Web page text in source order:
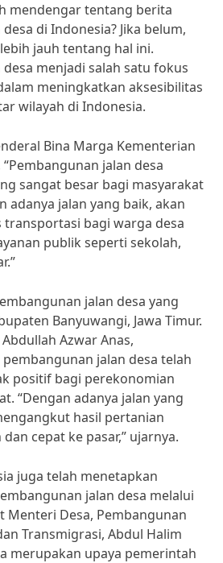
mendengar tentang berita
di Indonesia? Jika belum,
jauh tentang hal ini.
menjadi salah satu fokus
meningkatkan aksesibilitas
wilayah di Indonesia.
Bina Marga Kementerian
jalan desa
sangat besar bagi masyarakat
adanya jalan yang baik, akan
transportasi bagi warga desa
publik seperti sekolah,
jalan desa yang
Banyuwangi, Jawa Timur.
Azwar Anas,
jalan desa telah
positif bagi perekonomian
“Dengan adanya jalan yang
hasil pertanian
cepat ke pasar,” ujarnya.
juga telah menetapkan
jalan desa melalui
Menteri Desa, Pembangunan
Transmigrasi, Abdul Halim
merupakan upaya pemerintah